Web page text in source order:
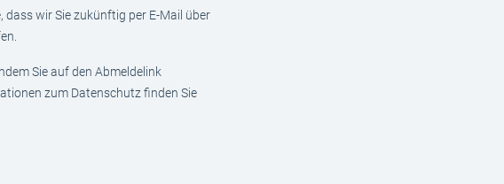
wir Sie zukünftig per E-Mail über
Sie auf den Abmeldelink
zum Datenschutz finden Sie